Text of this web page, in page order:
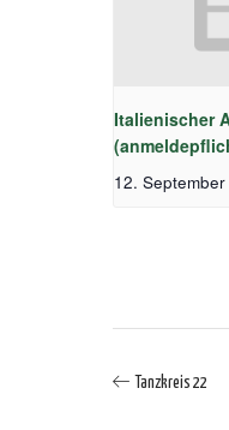
Italienischer
12.
Tanzkreis 22